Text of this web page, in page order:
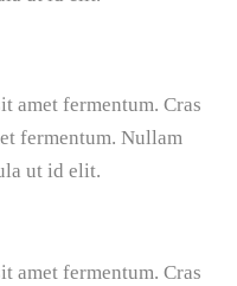
amet fermentum. Cras
fermentum. Nullam
ut id elit.
amet fermentum. Cras